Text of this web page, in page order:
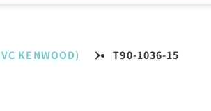
KENWOOD) T90-1036-15